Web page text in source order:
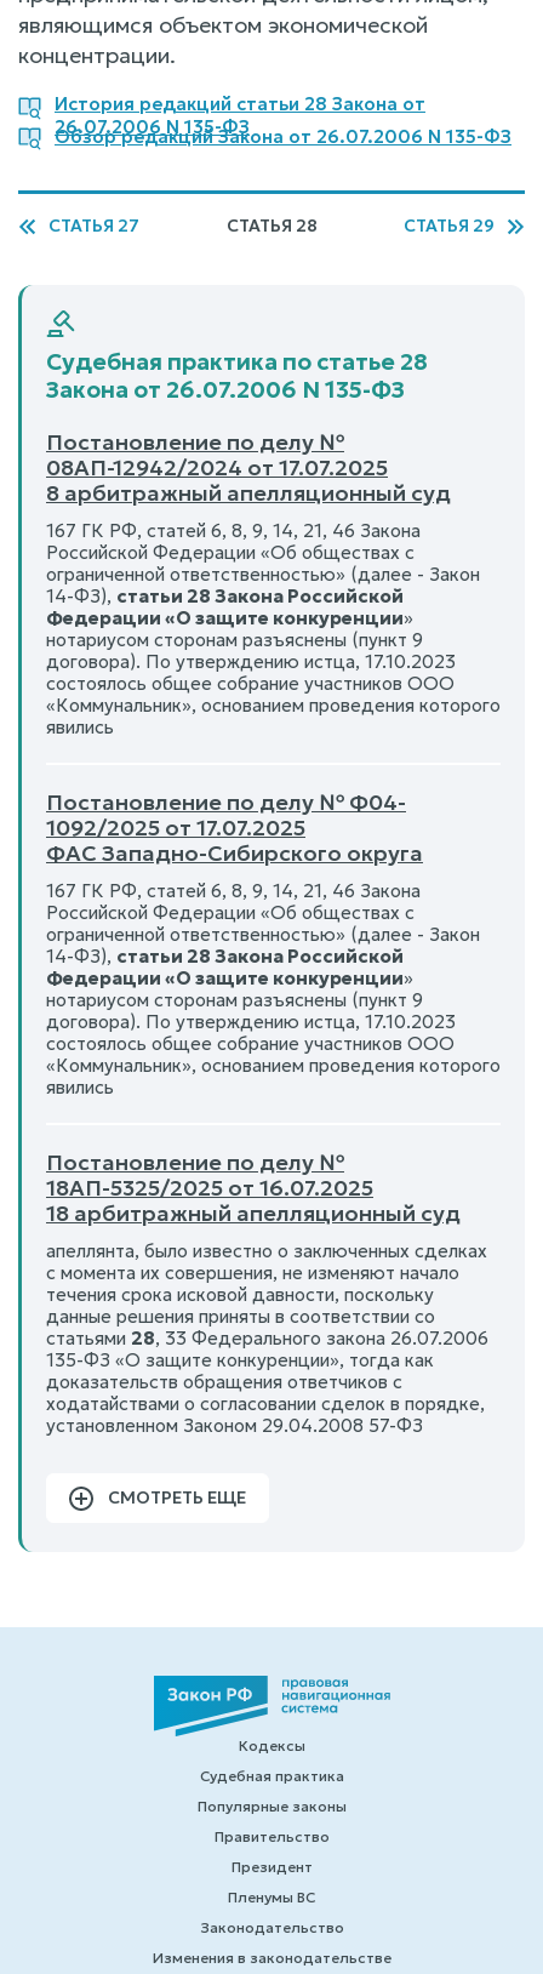
являющимся объектом экономической
концентрации.
История редакций статьи 28 Закона от
26.07.2006 N 135-ФЗ
Обзор редакций Закона от 26.07.2006 N 135-ФЗ
СТАТЬЯ 27 СТАТЬЯ 28 СТАТЬЯ 29
Судебная практика по статье 28
Закона от 26.07.2006 N 135-ФЗ
Постановление по делу №
08АП-12942/2024 от 17.07.2025
8 арбитражный апелляционный суд
167 ГК РФ, статей 6, 8, 9, 14, 21, 46 Закона
Российской Федерации «Об обществах с
ограниченной ответственностью» (далее - Закон
14-ФЗ), статьи 28 Закона Российской
Федерации «О защите конкуренции»
нотариусом сторонам разъяснены (пункт 9
договора). По утверждению истца, 17.10.2023
состоялось общее собрание участников ООО
«Коммунальник», основанием проведения которого
явились
Постановление по делу № Ф04-
1092/2025 от 17.07.2025
ФАС Западно-Сибирского округа
167 ГК РФ, статей 6, 8, 9, 14, 21, 46 Закона
Российской Федерации «Об обществах с
ограниченной ответственностью» (далее - Закон
14-ФЗ), статьи 28 Закона Российской
Федерации «О защите конкуренции»
нотариусом сторонам разъяснены (пункт 9
договора). По утверждению истца, 17.10.2023
состоялось общее собрание участников ООО
«Коммунальник», основанием проведения которого
явились
Постановление по делу №
18АП-5325/2025 от 16.07.2025
18 арбитражный апелляционный суд
апеллянта, было известно о заключенных сделках
с момента их совершения, не изменяют начало
течения срока исковой давности, поскольку
данные решения приняты в соответствии со
статьями 28, 33 Федерального закона 26.07.2006
135-ФЗ «О защите конкуренции», тогда как
доказательств обращения ответчиков с
ходатайствами о согласовании сделок в порядке,
установленном Законом 29.04.2008 57-ФЗ
СМОТРЕТЬ ЕЩЕ
Кодексы
Судебная практика
Популярные законы
Правительство
Президент
Пленумы ВС
Законодательство
Изменения в законодательстве